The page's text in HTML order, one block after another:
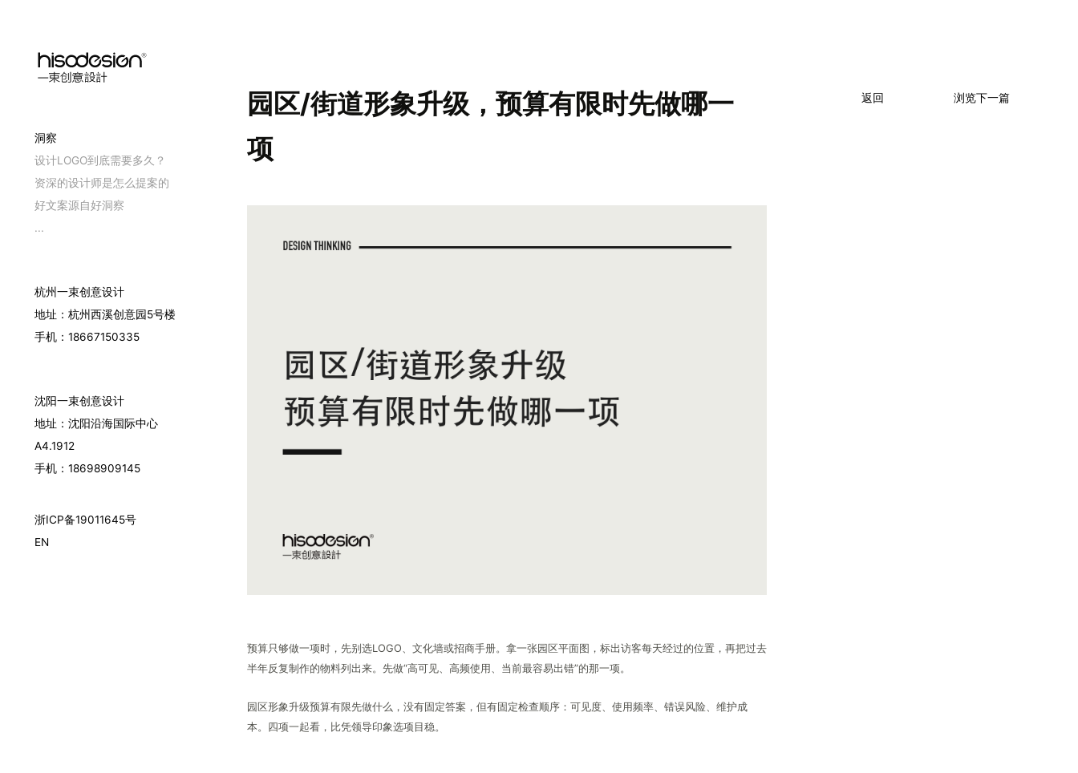
洞察
设计LOGO到底需要多久？
资深的设计师是怎么提案的
好文案源自好洞察
...
杭州一束创意设计
地址：杭州西溪创意园5号楼
手机：18667150335
沈阳一束创意设计
地址：沈阳沿海国际中心
A4.1912
手机：18698909145
浙ICP备19011645号
EN
园区/街道形象升级，预算有限时先做哪一
项
浏览下一篇
返回
预算只够做一项时，先别选LOGO、文化墙或招商手册。拿一张园区平面图，标出访客每天经过的位置，再把过去
半年反复制作的物料列出来。先做“高可见、高频使用、当前最容易出错”的那一项。
园区形象升级预算有限先做什么，没有固定答案，但有固定检查顺序：可见度、使用频率、错误风险、维护成
本。四项一起看，比凭领导印象选项目稳。